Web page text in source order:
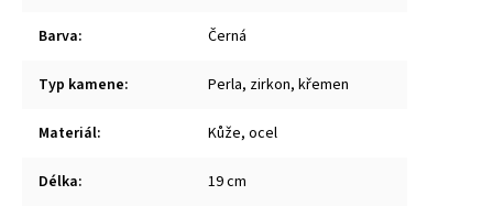
Barva: Černá
Typ kamene: Perla, zirkon, křemen
Materiál: Kůže, ocel
Délka: 19 cm